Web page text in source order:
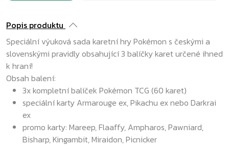
Popis produktu
Speciální výuková sada karetní hry Pokémon s českými a
slovenskými pravidly obsahující 3 balíčky karet určené ihned
k hraní!
Obsah balení:
3x kompletní balíček Pokémon TCG (60 karet)
speciální karty Armarouge ex, Pikachu ex nebo Darkrai
ex
promo karty: Mareep, Flaaffy, Ampharos, Pawniard,
Bisharp, Kingambit, Miraidon, Picnicker